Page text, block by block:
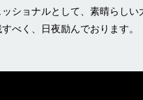
ショナルとして、素晴らしい
べく、日夜励んでおります。